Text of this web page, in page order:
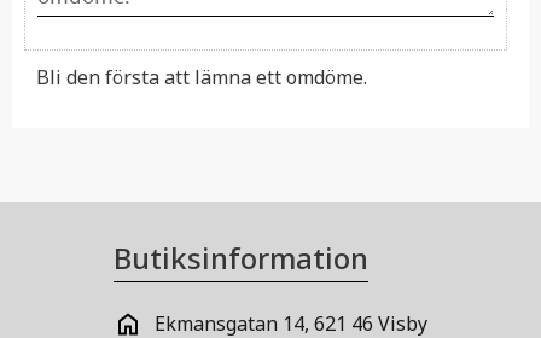
Bli den första att lämna ett omdöme.
Butiksinformation
Ekmansgatan 14, 621 46 Visby